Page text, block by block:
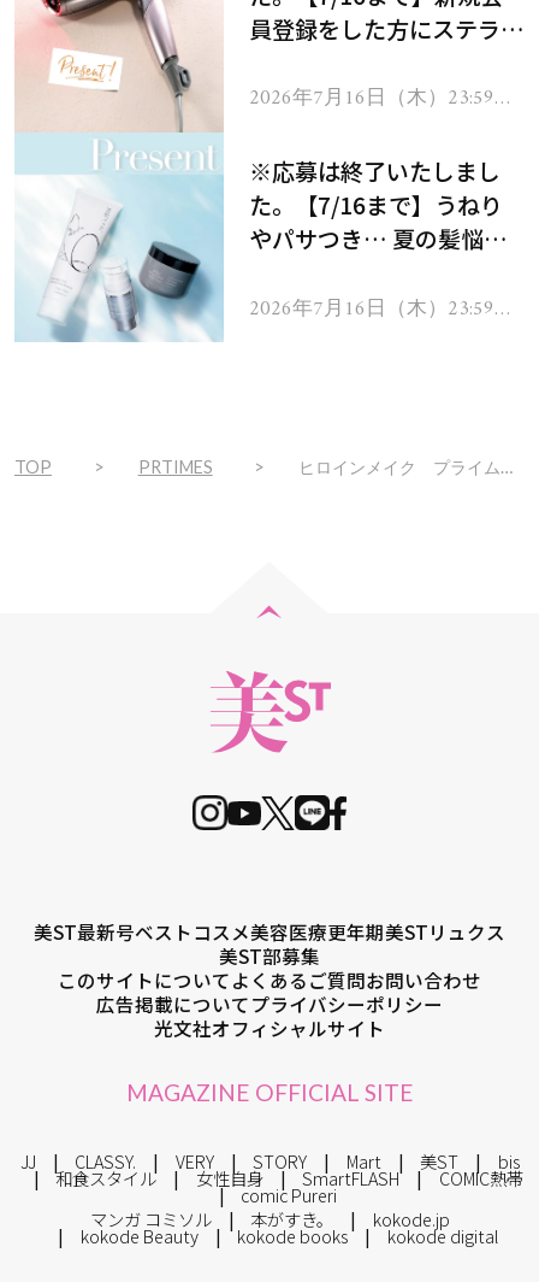
員登録をした方にステラボ
ヘアドライヤー ジュエル
2026年7月16日（木）23:59ま
※応募は終了いたしまし
た。【7/16まで】うねり
やパサつき… 夏の髪悩み
ムを13名様にプレゼン
2026年7月16日（木）23:59ま
TOP PRTIMES ヒロインメイク プライムリキッドアイライナー リッチジュエル 全３色 ２０２３年１月２３日（月）数量限定発売
美ST最新号ベストコスメ美容医療更年期美STリュクス
美ST部募集
このサイトについてよくあるご質問お問い合わせ
広告掲載についてプライバシーポリシー
光文社オフィシャルサイト
MAGAZINE OFFICIAL SITE
JJ CLASSY. VERY STORY Mart 美ST bis
和食スタイル 女性自身 SmartFLASH COMIC熱帯
comic Pureri
マンガ コミソル
本がすき。 kokode.jp
kokode Beauty kokode books kokode digital